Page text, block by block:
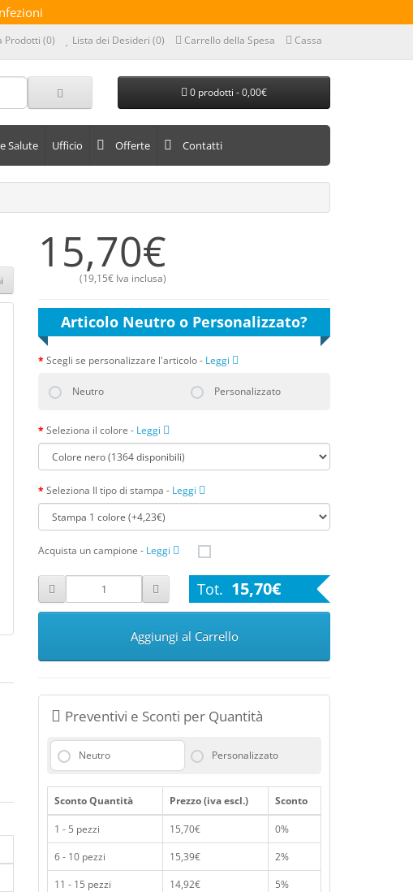
Prodotti (0) Lista dei Desideri (0) Carrello della Spesa Cassa
0 prodotti - 0,00€
Salute Ufficio Offerte Contatti
15,70€
(19,15€ Iva inclusa)
Articolo Neutro o Personalizzato?
Scegli se personalizzare l'articolo- Leggi
Neutro Personalizzato
Seleziona il colore - Leggi
Seleziona Il tipo di stampa - Leggi
Acquista un campione - Leggi
15,70€
Aggiungi al Carrello
Preventivi e Sconti per Quantità
Neutro Personalizzato
Sconto Quantità Prezzo (iva escl.) Sconto
1 - 5 pezzi 15,70€
0%
6 - 10 pezzi
15,39€
2%
11 - 15 pezzi
14,92€
5%